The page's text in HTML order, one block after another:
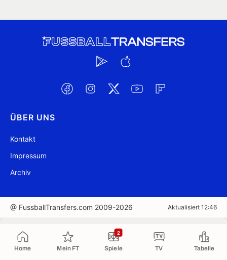
Home Mein FT Spiele
2
TV Tabelle
ÜBER UNS
Kontakt
Impressum
Archiv
@ FussballTransfers.com 2009-2026 Aktualisiert 12:46